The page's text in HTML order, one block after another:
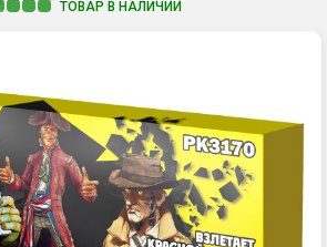
ТОВАР В НАЛИЧИИ